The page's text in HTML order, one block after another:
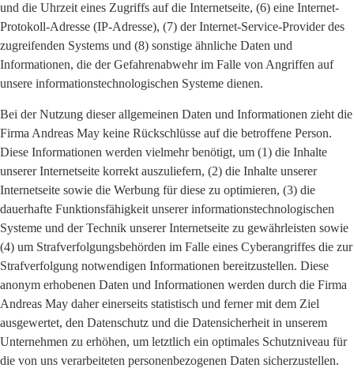
und die Uhrzeit eines Zugriffs auf die Internetseite, (6) eine Internet-
Protokoll-Adresse (IP-Adresse), (7) der Internet-Service-Provider des
zugreifenden Systems und (8) sonstige ähnliche Daten und
Informationen, die der Gefahrenabwehr im Falle von Angriffen auf
unsere informationstechnologischen Systeme dienen.
Bei der Nutzung dieser allgemeinen Daten und Informationen zieht die
Firma Andreas May keine Rückschlüsse auf die betroffene Person.
Diese Informationen werden vielmehr benötigt, um (1) die Inhalte
unserer Internetseite korrekt auszuliefern, (2) die Inhalte unserer
Internetseite sowie die Werbung für diese zu optimieren, (3) die
dauerhafte Funktionsfähigkeit unserer informationstechnologischen
Systeme und der Technik unserer Internetseite zu gewährleisten sowie
(4) um Strafverfolgungsbehörden im Falle eines Cyberangriffes die zur
Strafverfolgung notwendigen Informationen bereitzustellen. Diese
anonym erhobenen Daten und Informationen werden durch die Firma
Andreas May daher einerseits statistisch und ferner mit dem Ziel
ausgewertet, den Datenschutz und die Datensicherheit in unserem
Unternehmen zu erhöhen, um letztlich ein optimales Schutzniveau für
die von uns verarbeiteten personenbezogenen Daten sicherzustellen.